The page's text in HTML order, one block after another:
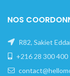
NOS
R82, Sakiet
+216 28 300 400